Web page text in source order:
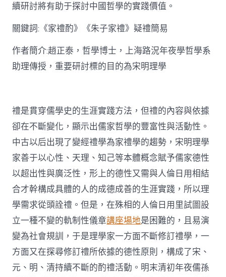
思
中
續研討將有助于探討中國哲學的實踐價值。
關鍵詞:《家禮酌》《朱子家禮》疑禮簡易
作者簡介:趙正泰，哲學博士，上海路況年夜學哲學系
助理傳授，重要研討標的目的為宋明理學
禮是貫穿儒學史的生涯實踐方法，但禮的內容與依據
卻在不斷變化，顯示出儒家哲學的豐富性與活動性。
中古以后出現了變經禮學為家禮學的趨勢，宋明理學
家善于以心性、天理、知己等本體概念賦予儒家德性
以超出性與廣泛性，形上的德性又需與人倫日用相結
合才幹構成具體的人的成德成善的生涯實踐，所以理
學需求從頭詮禮。但是，在殊相的人倫日用里試圖設
立一種不變的軌制性儀章講座場地是困難的，且易演
變為社會規訓，于是理學家一方面不斷修訂禮學，一
方面又在探尋修訂禮所依據的德性原則，構成了宋、
元、明、清持續不斷的酌禮活動。明末清初年夜儒孫